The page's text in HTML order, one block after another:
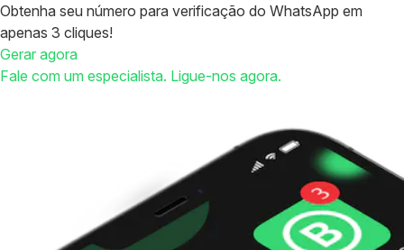
Obtenha seu número para verificação do WhatsApp em
apenas 3 cliques!
Gerar agora
Fale com um especialista. Ligue-nos agora.